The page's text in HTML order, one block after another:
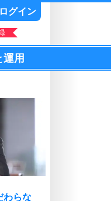
ログイン
運用
わらな